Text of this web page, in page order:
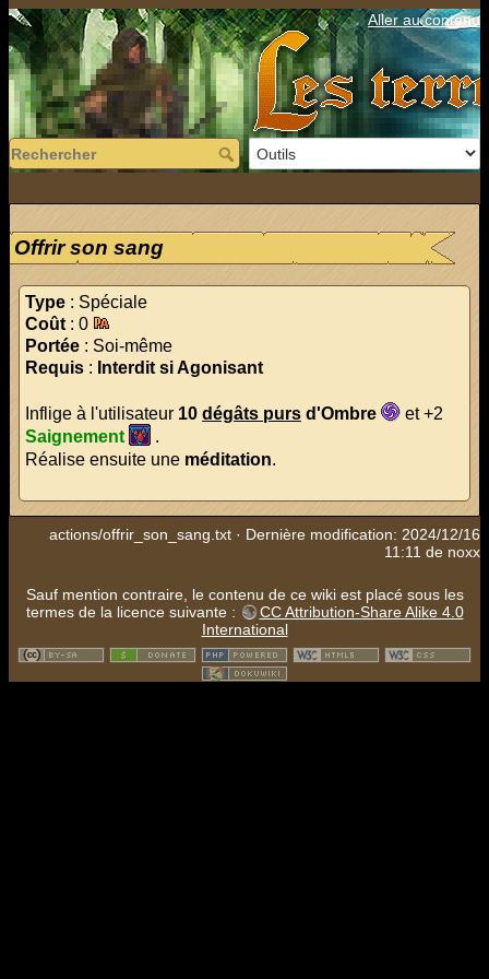
Aller au contenu
Offrir son sang
Type : Spéciale
Coût : 0
Portée : Soi-même
Requis : Interdit si Agonisant
Inflige à l'utilisateur 10 dégâts purs d'Ombre
et +2
Saignement
.
Réalise ensuite une méditation.
actions/offrir_son_sang.txt · Dernière modification: 2024/12/16
11:11 de noxx
Sauf mention contraire, le contenu de ce wiki est placé sous les
termes de la licence suivante :
CC Attribution-Share Alike 4.0
International